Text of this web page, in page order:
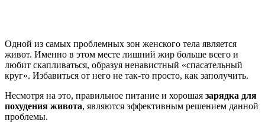
Одной из самых проблемных зон женского тела является
живот. Именно в этом месте лишний жир больше всего и
любит скапливаться, образуя ненавистный «спасательный
круг». Избавиться от него не так-то просто, как заполучить.
Несмотря на это, правильное питание и хорошая зарядка для
похудения живота, являются эффективным решением данной
проблемы.